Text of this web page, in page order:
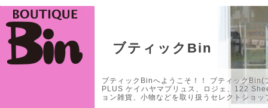
ブティックBin
ブティックBinへようこそ！！ ブティック
PLUS ケイハヤマプリュス、ロジェ、122
ョン雑貨、小物などを取り扱うセレクトショ